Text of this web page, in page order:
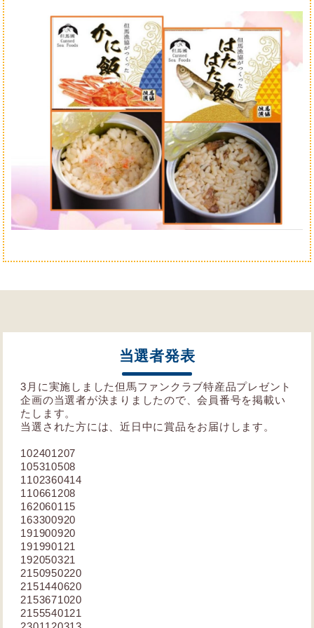
当選者発表
3月に実施しました但馬ファンクラブ特産品プレゼント
企画の当選者が決まりましたので、会員番号を掲載い
たします。
当選された方には、近日中に賞品をお届けします。
102401207
105310508
1102360414
110661208
162060115
163300920
191900920
191990121
192050321
2150950220
2151440620
2153671020
2155540121